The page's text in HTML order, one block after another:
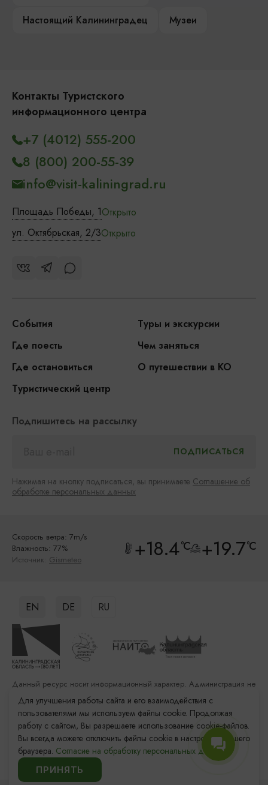
Настоящий Калининградец
Музеи
Контакты Туристского
информационного центра
Площадь Победы, 1Открыто
ул. Октябрьская, 2/3Открыто
+7 (4012) 555-200
8 (800) 200-55-39
info@visit-kaliningrad.ru
События
Туры и экскурсии
Где поесть
Чем заняться
Где остановиться
О путешествии в КО
Туристический центр
Подпишитесь на рассылку
Нажимая на кнопку подписаться, вы принимаете Соглашение об
обработке персональных данных
Скорость ветра: 7m/s
Влажность: 77%
Источник: Gismeteo +18.4°C +19.7°C
EN DE RU
© 2011–2026 «Туристский информационный центр
Калининградской области»
Данный ресурс носит информационный характер. Администрация не
несет ответственности за качество услуг, предоставленных
сторонними организациями
Разработка сайта: «Решение»
Продвижение сайта: Remarka Agency
Для улучшения работы сайта и его взаимодействия с
пользователями мы используем файлы cookie. Продолжая
работу с сайтом, Вы разрешаете использование cookie-файлов.
Вы всегда можете отключить файлы cookie в настройках Вашего
браузера. Согласие на обработку персональных данных.
ПРИНЯТЬ